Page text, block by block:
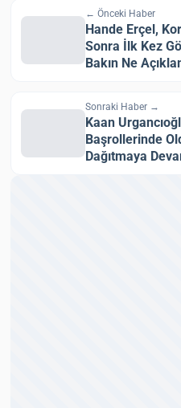
← Önceki Haber
Hande Erçel,
Sonra İlk Kez
Bakın Ne
Sonraki Haber →
Kaan
Başrollerinde
Dağıtmaya